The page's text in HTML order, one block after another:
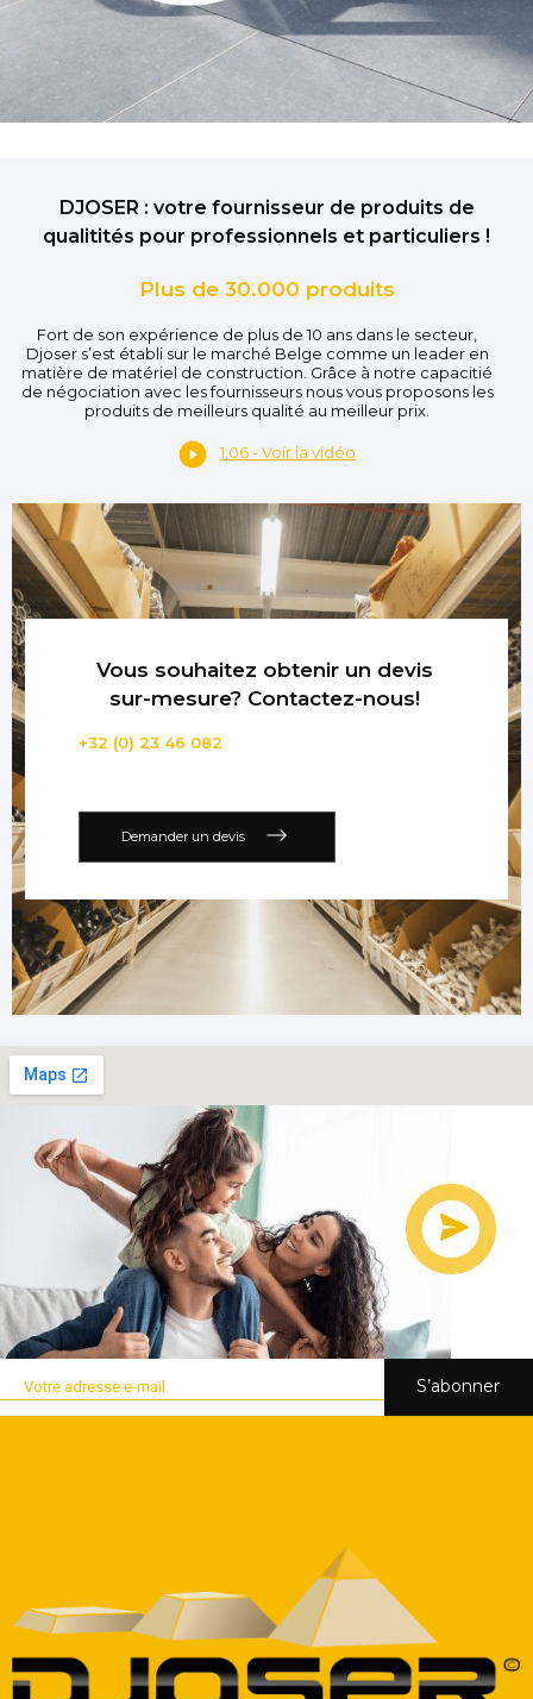
DJOSER : votre fournisseur de produits de
qualitités pour professionnels et particuliers !
Plus de 30.000 produits
Fort de son expérience de plus de 10 ans dans le secteur,
Djoser s’est établi sur le marché Belge comme un leader en
matière de matériel de construction. Grâce à notre capacitié
de négociation avec les fournisseurs nous vous proposons les
produits de meilleurs qualité au meilleur prix.
1:06 - Voir la vidéo
Vous souhaitez obtenir un devis
sur-mesure? Contactez-nous!
+32 (0) 23 46 082
Demander un devis
S’abonner